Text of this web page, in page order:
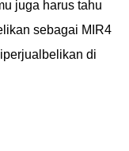
juga harus tahu
sebagai MIR4
di